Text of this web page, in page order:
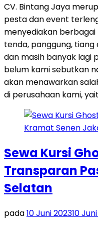
CV. Bintang Jaya
pesta dan event
menyediakan
tenda, panggung, tiang
dan masih banyak lagi
belum kami sebutkan
akan menawarkan
di perusahaan kami,
Sewa Kursi
Transparan
Selatan
pada10 Juni 202310